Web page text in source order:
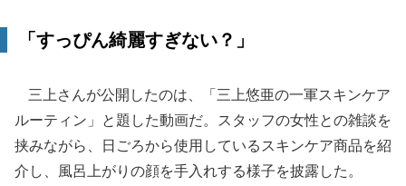
「すっぴん綺麗すぎない？」
三上さんが公開したのは、「三上悠亜の一軍スキンケア
ルーティン」と題した動画だ。スタッフの女性との雑談を
挟みながら、日ごろから使用しているスキンケア商品を紹
介し、風呂上がりの顔を手入れする様子を披露した。